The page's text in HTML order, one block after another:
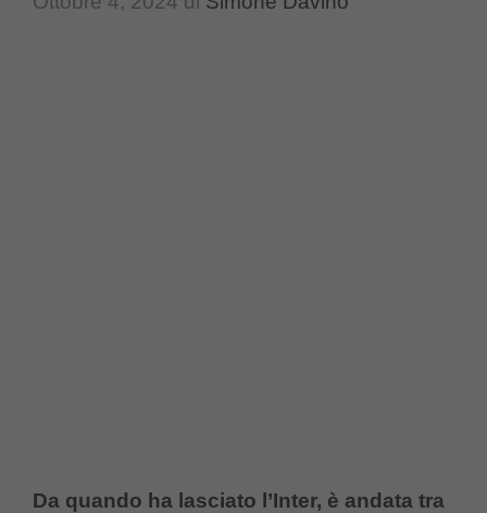
Da quando ha lasciato l’Inter, è andata tra